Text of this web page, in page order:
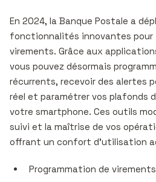
En 2024, la Banque Postale a
fonctionnalités innovantes
virements. Grâce aux
vous pouvez désormais
récurrents, recevoir des alertes
réel et paramétrer vos plafonds
votre smartphone. Ces outils
suivi et la maîtrise de vos
offrant un confort d’utilisation
Programmation de